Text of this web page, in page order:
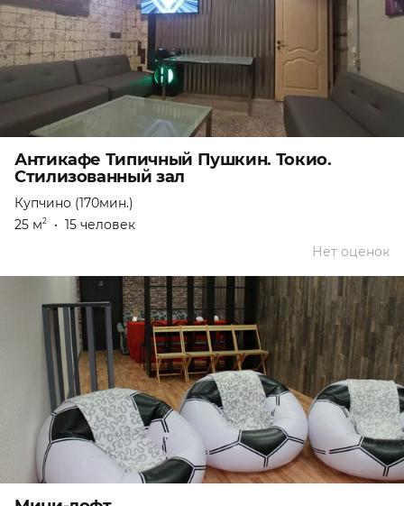
Антикафе Типичный Пушкин. Токио.
Стилизованный зал
Купчино (170мин.)
25 м2 • 15 человек
Нет оценок